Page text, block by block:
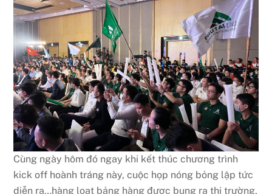
Cùng ngày hôm đó ngay khi kết thúc chương trình
kick off hoành tráng này, cuộc họp nóng bỏng lập tức
diễn ra…hàng loạt bảng hàng được bung ra thị trường,